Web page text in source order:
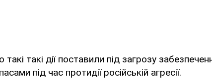
такі дії поставили під загрозу
під час протидії російській агресії.